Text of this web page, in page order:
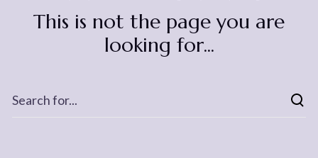
This is not the page you are
looking for...